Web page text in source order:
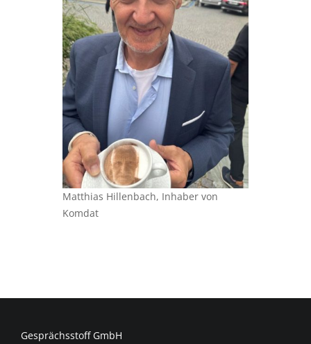
Matthias Hillenbach, Inhaber von
Komdat
Gesprächsstoff GmbH